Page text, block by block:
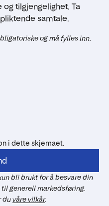
tilgjengelighet. Ta
samtale.
og må fylles inn.
i dette skjemaet.
bli brukt for å besvare din
generell markedsføring.
duvåre vilkår.